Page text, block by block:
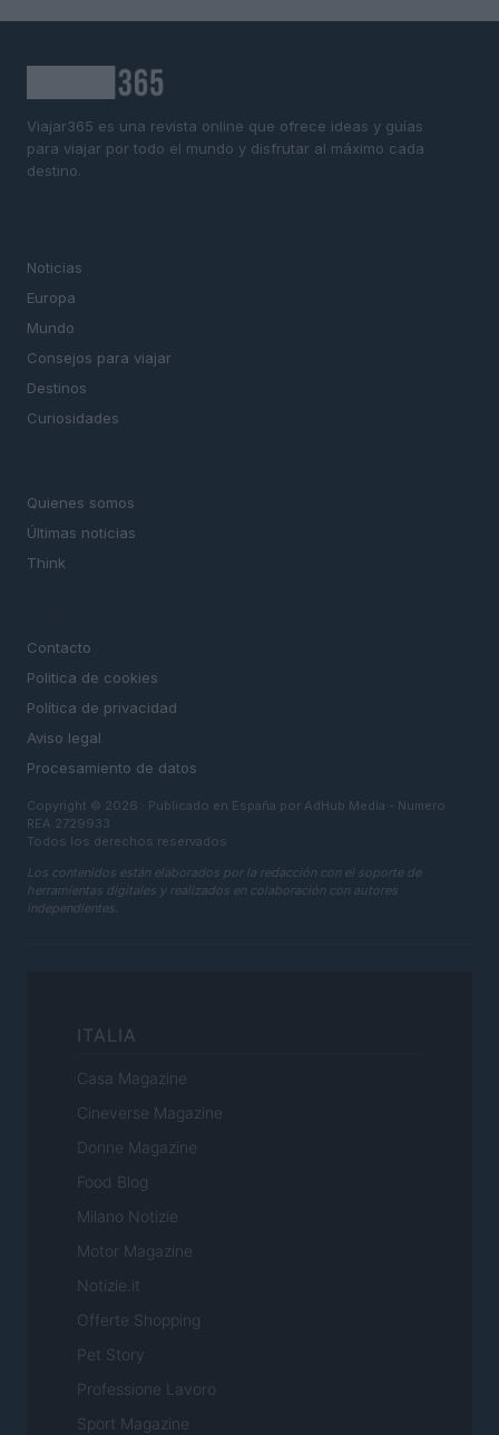
Viajar365 es una revista online que ofrece ideas y guías
para viajar por todo el mundo y disfrutar al máximo cada
destino.
Noticias
Europa
Mundo
Consejos para viajar
Destinos
Curiosidades
Quienes somos
Últimas noticias
Think
Contacto
Politica de cookies
Política de privacidad
Aviso legal
Procesamiento de datos
Copyright © 2026 · Publicado en España por AdHub Media - Numero
REA 2729933
Todos los derechos reservados
Los contenidos están elaborados por la redacción con el soporte de
herramientas digitales y realizados en colaboración con autores
independientes.
ITALIA
Casa Magazine
Cineverse Magazine
Donne Magazine
Food Blog
Milano Notizie
Motor Magazine
Notizie.it
Offerte Shopping
Pet Story
Professione Lavoro
Sport Magazine